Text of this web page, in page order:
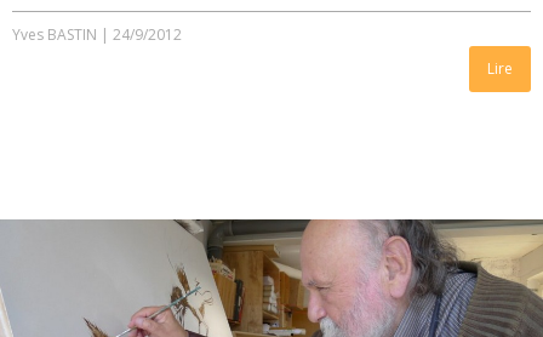
Yves BASTIN | 24/9/2012
Lire